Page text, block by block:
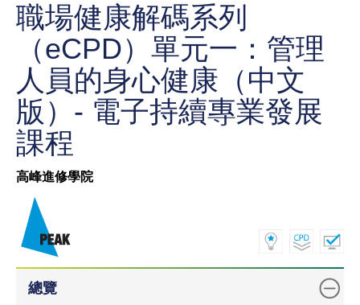
職場健康解碼系列
（eCPD）單元一：管理
人員的身心健康（中文
版）- 電子持續專業發展
課程
高峰進修學院
總覽